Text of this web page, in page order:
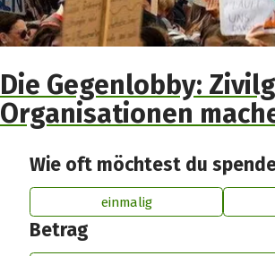
Die Gegenlobby:
Organisationen
Wie oft möchtest du
einmalig
Betrag